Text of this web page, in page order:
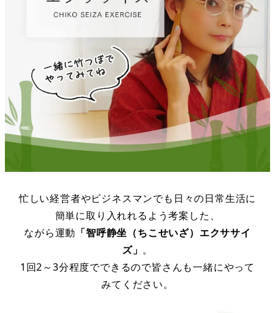
忙しい経営者やビジネスマンでも日々の日常生活に
簡単に取り入れれるよう考案した、
ながら運動 「智呼静坐（ちこせいざ）エクササイ
ズ」 。
1回2～3分程度でできるので皆さんも一緒にやって
みてください。